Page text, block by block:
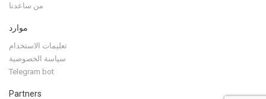
من ساعدنا
موارد
تعليمات الاستخدام
سياسة الخصوصية
Telegram bot
Partners